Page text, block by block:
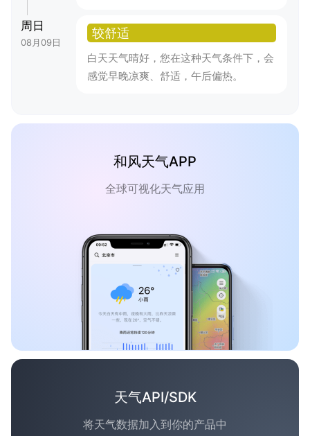
周日
08月09日
较舒适
白天天气晴好，您在这种天气条件下，会
感觉早晚凉爽、舒适，午后偏热。
和风天气APP
全球可视化天气应用
天气API/SDK
将天气数据加入到你的产品中